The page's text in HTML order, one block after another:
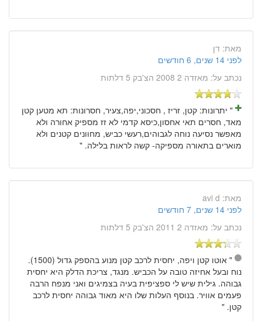
מאת: דן
לפני 14 שנים, 6 חודשים
נכתב על: מאזדה 2 2008 הצ'בק 5 דלתות
" יתרונות: קטן, זריז , חסכוני,יפה,צעיר, חסרונות: תא מטען קטן
מאד, חסרים תאי אחסון,כיסא קדמי לא זז מספיק אחורה ולא
מאפשר נסיעה נוחה לגבוהים,רעשי כביש, מחוונים קטנים ולא
מוארים בתאורה מספיקה- קשה לראות בלילה. "
מאת: avi d
לפני 14 שנים, 7 חודשים
נכתב על: מאזדה 2 2011 הצ'בק 5 דלתות
" אוטו קטן ויפה, יחסית לרכב קטן מנוע בהספק גדול (1500).
נוח ובעל אחיזה טובה על הכביש. מנגד, צריכת הדלק היא יחסית
גבוהה. גילית שיש לי ספציפית בעיה בצמיגים ואני מנפח הרבה
פעמים אוויר. בנוסף העלות שלו היא מאוד גבוהה יחסית לרכב
קטן. "